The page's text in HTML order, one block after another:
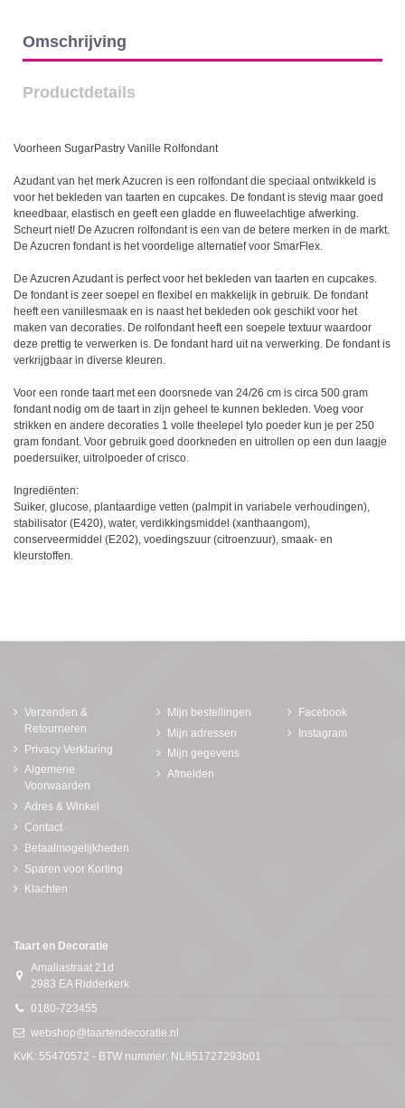
Omschrijving
Productdetails
Voorheen SugarPastry Vanille Rolfondant
Azudant van het merk Azucren is een rolfondant die speciaal ontwikkeld is
voor het bekleden van taarten en cupcakes. De fondant is stevig maar goed
kneedbaar, elastisch en geeft een gladde en fluweelachtige afwerking.
Scheurt niet! De Azucren rolfondant is een van de betere merken in de markt.
De Azucren fondant is het voordelige alternatief voor SmarFlex.
De Azucren Azudant is perfect voor het bekleden van taarten en cupcakes.
De fondant is zeer soepel en flexibel en makkelijk in gebruik. De fondant
heeft een vanillesmaak en is naast het bekleden ook geschikt voor het
maken van decoraties. De rolfondant heeft een soepele textuur waardoor
deze prettig te verwerken is. De fondant hard uit na verwerking. De fondant is
verkrijgbaar in diverse kleuren.
Voor een ronde taart met een doorsnede van 24/26 cm is circa 500 gram
fondant nodig om de taart in zijn geheel te kunnen bekleden. Voeg voor
strikken en andere decoraties 1 volle theelepel tylo poeder kun je per 250
gram fondant. Voor gebruik goed doorkneden en uitrollen op een dun laagje
poedersuiker, uitrolpoeder of crisco.
Ingrediënten:
Suiker, glucose, plantaardige vetten (palmpit in variabele verhoudingen),
stabilisator (E420), water, verdikkingsmiddel (xanthaangom),
conserveermiddel (E202), voedingszuur (citroenzuur), smaak- en
kleurstoffen.
Verzenden &
Retourneren
Privacy Verklaring
Algemene
Voorwaarden
Adres & Winkel
Contact
Betaalmogelijkheden
Sparen voor Korting
Klachten
Mijn bestellingen
Mijn adressen
Mijn gegevens
Afmelden
Facebook
Instagram
Taart en Decoratie
Amaliastraat 21d
2983 EA Ridderkerk
0180-723455
webshop@taartendecoratie.nl
KvK: 55470572 - BTW nummer: NL851727293b01